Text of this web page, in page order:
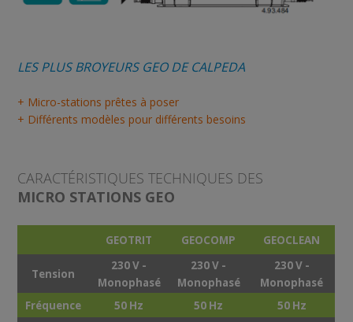
LES PLUS BROYEURS GEO DE CALPEDA
+ Micro-stations prêtes à poser
+ Différents modèles pour différents besoins
CARACTÉRISTIQUES TECHNIQUES DES
MICRO STATIONS GEO
GEOTRIT GEOCOMP GEOCLEAN
Tension
230 V -
Monophasé
230 V -
Monophasé
230 V -
Monophasé
Fréquence
50 Hz 50 Hz
50 Hz